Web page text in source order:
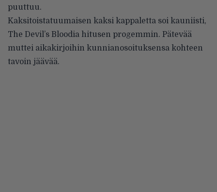
puuttuu.
Kaksitoistatuumaisen kaksi kappaletta soi kauniisti,
The Devil’s Bloodia hitusen progemmin. Pätevää
muttei aikakirjoihin kunnianosoituksensa kohteen
tavoin jäävää.